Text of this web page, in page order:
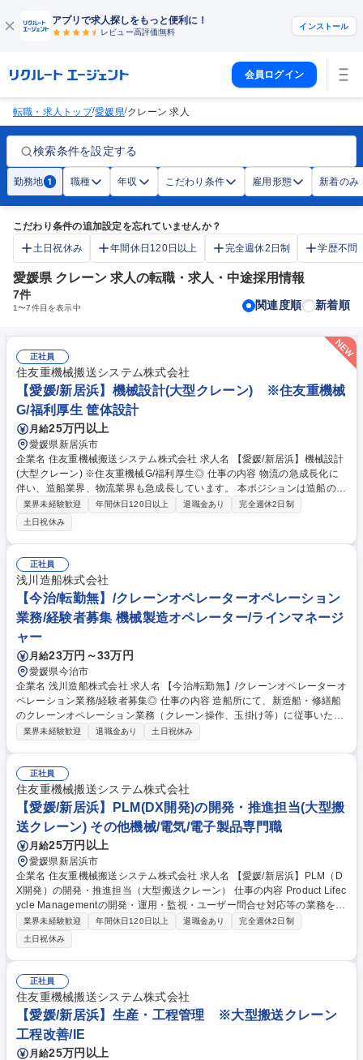
アプリで求人探しをもっと便利に！
レビュー高評価無料
インストール
会員ログイン
転職・求人トップ/愛媛県/クレーン 求人
検索条件を設定する
勤務地 1 職種 年収 こだわり条件 雇用形態 新着のみ
こだわり条件の追加設定を忘れていませんか？
土日祝休み
年間休日120日以上 完全週休2日制 学歴不問
愛媛県 クレーン 求人の転職・求人・中途採用情報
7件
1〜7件目を表示中 関連度順 新着順
正社員
住友重機械搬送システム株式会社
【愛媛/新居浜】機械設計(大型クレーン) ※住友重機械
G/福利厚生 筐体設計
月給25万円以上
愛媛県新居浜市
企業名 住友重機械搬送システム株式会社 求人名 【愛媛/新居浜】機械設計
(大型クレーン) ※住友重機械G/福利厚生◎ 仕事の内容 物流の急成長化に
伴い、造船業界、物流業界も急成長しています。 本ポジションは造船のた
めのクレーン、港湾で搬送するクレーン等、お客様のニーズを実現するク
レーンのエンジニアリングをお任せいたします。 【業務詳細】 ・ジブク
レーンの設計補助から設計まとめ ・米国規格の整理から米国ジブクレーン
案件の設計補助 ・設計業務（強度計算、図面作成、資料作成） ・客先、
外注先との打ち合わせ 【変更の範囲】会社の定める業務 募集職種 【愛媛/
新居浜】機械設計(大型クレーン) ※住友重機械G/福利厚生◎
業界未経験歓迎 年間休日120日以上 退職金あり
完全週休2日制
土日祝休み
正社員
浅川造船株式会社
【今治/転勤無】/クレーンオペレーターオペレーション
業務/経験者募集 機械製造オペレーター/ラインマネージ
ャー
月給23万円～33万円
愛媛県今治市
企業名 浅川造船株式会社 求人名 【今治/転勤無】/クレーンオペレーターオ
ペレーション業務/経験者募集◎ 仕事の内容 造船所にて、新造船・修繕船
のクレーンオペレーション業務（クレーン操作、玉掛け等）に従事いただ
きます。 ※変更範囲：当社の業務全般 募集職種 【今治/転勤無】/クレーン
業界未経験歓迎 退職金あり 土日祝休み
正社員
住友重機械搬送システム株式会社
【愛媛/新居浜】PLM(DX開発)の開発・推進担当(大型搬
送クレーン) その他機械/電気/電子製品専門職
月給25万円以上
愛媛県新居浜市
企業名 住友重機械搬送システム株式会社 求人名 【愛媛/新居浜】PLM（D
X開発）の開発・推進担当（大型搬送クレーン） 仕事の内容 Product Lifec
ycle Managementの開発・運用・監視・ユーザー問合せ対応等の業務をお
任せいたします。 日本のインフラを支える住友のクレーンを、DXの観点
から支えることができるポジションです。最新鋭DX技術に携わりなが
ら、会社全体の業務改革を主導していくことができます。 ※Product Lifec
ycle Managementとは※ 製品ライフサイクル管理のことを指し、製品の
企画、設計、製造、販売、保守、廃棄に至るまでの全工程で発生する情報
を一元的に管理する仕組み 募集職種 【愛媛/新居浜】PLM（DX開発）の開
発・推進担当（大型搬送クレーン）
業界未経験歓迎 年間休日120日以上 退職金あり
完全週休2日制
土日祝休み
正社員
住友重機械搬送システム株式会社
【愛媛/新居浜】生産・工程管理 ※大型搬送クレーン
工程改善/IE
月給25万円以上